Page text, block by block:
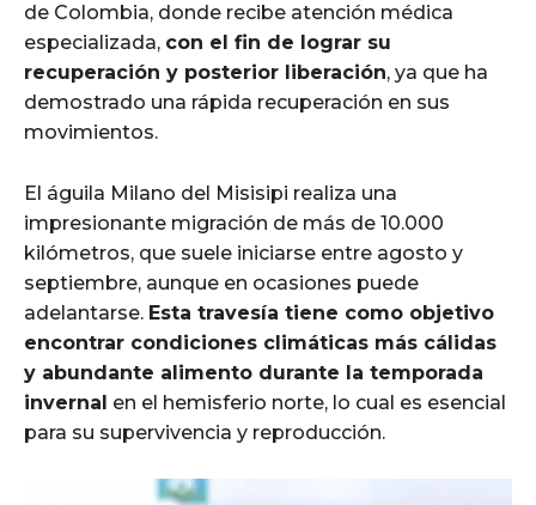
de Colombia, donde recibe atención médica
especializada, con el fin de lograr su
recuperación y posterior liberación, ya que ha
demostrado una rápida recuperación en sus
movimientos.
El águila Milano del Misisipi realiza una
impresionante migración de más de 10.000
kilómetros, que suele iniciarse entre agosto y
septiembre, aunque en ocasiones puede
adelantarse. Esta travesía tiene como objetivo
encontrar condiciones climáticas más cálidas
y abundante alimento durante la temporada
invernal en el hemisferio norte, lo cual es esencial
para su supervivencia y reproducción.